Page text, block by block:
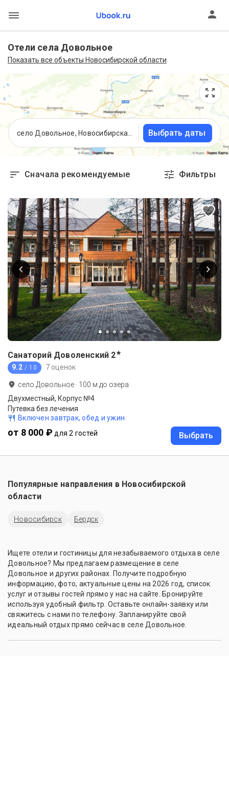
Отели села Довольное
Показать все объекты Новосибирской области
Выбрать даты
Сначала рекомендуемые Фильтры
Санаторий Доволенский 2★
9.2 / 10 7 оценок
село Довольное · 100 м до озера
Двухместный, Корпус №4
Путевка без лечения
Включен завтрак, обед и ужин
от 8 000 ₽ для 2 гостей Выбрать
Популярные направления в Новосибирской
области
Новосибирск Бердск
Ищете отели и гостиницы для незабываемого отдыха в селе
Довольное? Мы предлагаем размещение в селе
Довольное и других районах. Получите подробную
информацию, фото, актуальные цены на 2026 год, список
услуг и отзывы гостей прямо у нас на сайте. Бронируйте
используя удобный фильтр. Оставьте онлайн-заявку или
свяжитесь с нами по телефону. Запланируйте свой
идеальный отдых прямо сейчас в селе Довольное.